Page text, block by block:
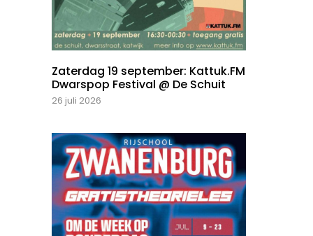
Zaterdag 19 september: Kattuk.FM
Dwarspop Festival @ De Schuit
26 juli 2026